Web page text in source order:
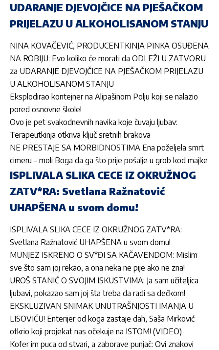
UDARANJE DJEVOJČICE NA PJEŠAČKOM
PRIJELAZU U ALKOHOLISANOM STANJU
NINA KOVAČEVIĆ, PRODUCENTKINJA PINKA OSUĐENA
NA ROBIJU: Evo koliko će morati da ODLEŽI U ZATVORU
za UDARANJE DJEVOJČICE NA PJEŠAČKOM PRIJELAZU
U ALKOHOLISANOM STANJU
Eksplodirao kontejner na Alipašinom Polju koji se nalazio
pored osnovne škole!
Ovo je pet svakodnevnih navika koje čuvaju ljubav:
Terapeutkinja otkriva ključ sretnih brakova
NE PRESTAJE SA MORBIDNOSTIMA Ena poželjela smrt
cimeru – moli Boga da ga što prije pošalje u grob kod majke
ISPLIVALA SLIKA CECE IZ OKRUŽNOG
ZATV*RA: Svetlana Ražnatović
UHAPŠENA u svom domu!
ISPLIVALA SLIKA CECE IZ OKRUŽNOG ZATV*RA:
Svetlana Ražnatović UHAPŠENA u svom domu!
MUNJEZ ISKRENO O SV*ĐI SA KAČAVENDOM: Mislim
sve što sam joj rekao, a ona neka ne pije ako ne zna!
UROŠ STANIĆ O SVOJIM ISKUSTVIMA: Ja sam učiteljica
ljubavi, pokazao sam joj šta treba da radi sa dečkom!
EKSKLUZIVAN SNIMAK UNUTRAŠNJOSTI IMANJA U
LISOVIĆU! Enterijer od koga zastaje dah, Saša Mirković
otkrio koji projekat nas očekuje na ISTOM! (VIDEO)
Kofer im puca od stvari, a zaborave punjač: Ovi znakovi